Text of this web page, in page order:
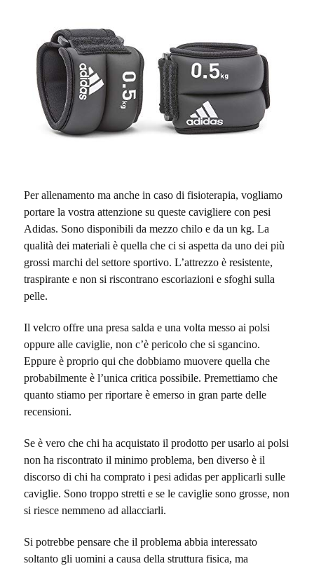
Per allenamento ma anche in caso di fisioterapia, vogliamo
portare la vostra attenzione su queste cavigliere con pesi
Adidas. Sono disponibili da mezzo chilo e da un kg. La
qualità dei materiali è quella che ci si aspetta da uno dei più
grossi marchi del settore sportivo. L’attrezzo è resistente,
traspirante e non si riscontrano escoriazioni e sfoghi sulla
pelle.
Il velcro offre una presa salda e una volta messo ai polsi
oppure alle caviglie, non c’è pericolo che si sgancino.
Eppure è proprio qui che dobbiamo muovere quella che
probabilmente è l’unica critica possibile. Premettiamo che
quanto stiamo per riportare è emerso in gran parte delle
recensioni.
Se è vero che chi ha acquistato il prodotto per usarlo ai polsi
non ha riscontrato il minimo problema, ben diverso è il
discorso di chi ha comprato i pesi adidas per applicarli sulle
caviglie. Sono troppo stretti e se le caviglie sono grosse, non
si riesce nemmeno ad allacciarli.
Si potrebbe pensare che il problema abbia interessato
soltanto gli uomini a causa della struttura fisica, ma